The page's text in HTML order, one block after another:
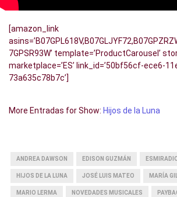
[amazon_link
7GPSR93W’ template=’ProductCarousel’
marketplace=’ES’ link_id=’50bf56cf-ece6-
73a635c78b7c’]
More Entradas for Show: Hijos de la Luna
ANDREA DAWSON EDISON GUZMÁN
HIJOS DE LA LUNA JOSÉ LUIS MATEO MARÍA
MARIO LERMA NOVEDADES MUSICALES